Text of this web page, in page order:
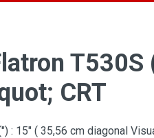
T530S
CRT
: 15" ( 35,56 cm diagonal